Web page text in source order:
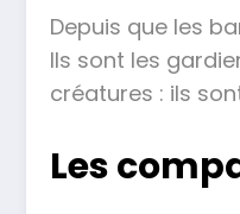
Depuis que les
Ils sont les
créatures : ils
Les